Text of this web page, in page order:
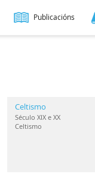
Publicacións
Celtismo
Século XIX e XX
Celtismo